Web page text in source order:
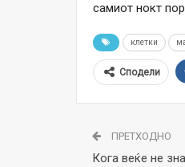
самиот нокт
клетки
Сподели
ПРЕТХОДНО
Кога веќе не